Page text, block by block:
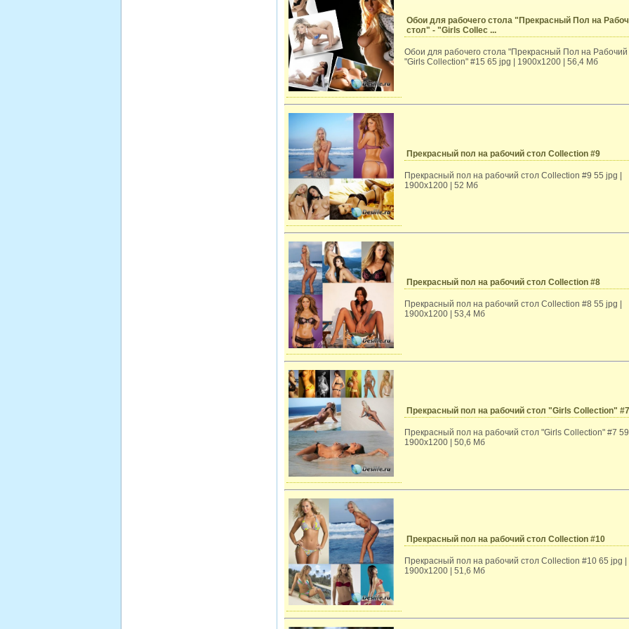
Обои для рабочего стола "Прекрасный Пол на
стол" - "Girls Collec ...
Обои для рабочего стола "Прекрасный Пол на Рабочий
"Girls Collection" #15 65 jpg | 1900x1200 | 56,4 Мб
Прекрасный пол на рабочий стол Collection #9
Прекрасный пол на рабочий стол Collection #9 55 jpg |
1900x1200 | 52 Мб
Прекрасный пол на рабочий стол Collection #8
Прекрасный пол на рабочий стол Collection #8 55 jpg |
1900x1200 | 53,4 Мб
Прекрасный пол на рабочий стол "Girls Collection" #7
Прекрасный пол на рабочий стол "Girls Collection" #7 59
1900x1200 | 50,6 Мб
Прекрасный пол на рабочий стол Collection #10
Прекрасный пол на рабочий стол Collection #10 65 jpg |
1900x1200 | 51,6 Мб